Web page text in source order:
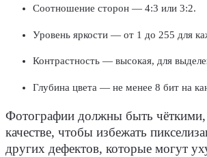
Соотношение сторон — 4:3 или 3:2.
Уровень яркости — от 1 до 255 для
Контрастность — высокая, для
Глубина цвета — не менее 8 бит на
Фотографии должны быть
качестве, чтобы избежать
других дефектов, которые могут